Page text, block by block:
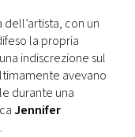
con un
la propria
indiscrezione sul
avevano
durante una
Jennifer